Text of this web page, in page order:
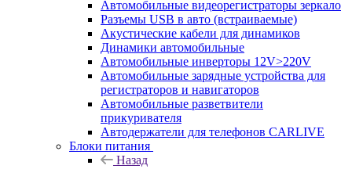
Автомобильные видеорегистраторы зеркало
Разъемы USB в авто (встраиваемые)
Акустические кабели для динамиков
Динамики автомобильные
Автомобильные инверторы 12V>220V
Автомобильные зарядные устройства для
регистраторов и навигаторов
Автомобильные разветвители
прикуривателя
Автодержатели для телефонов CARLIVE
Блоки питания
Назад